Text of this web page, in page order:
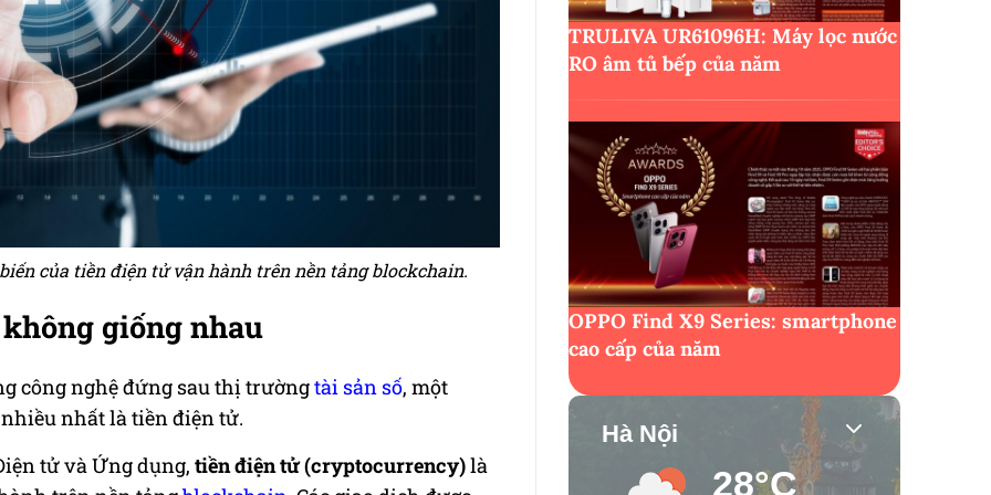
của tiền điện tử vận hành trên nền tảng blockchain.
giống nhau
công nghệ đứng sau thị trườngtài sản số, một
nhất là tiền điện tử.
tử và Ứng dụng, tiền điện tử (cryptocurrency)là
TRULIVA UR61096H: Máy lọc nước
RO âm tủ bếp của năm
OPPO Find X9 Series: smartphone
cao cấp của năm
Hà Nội
28°C